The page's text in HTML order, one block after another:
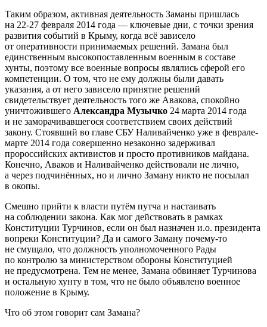
Таким образом, активная деятельность Заманы пришлась
на 22-27 февраля 2014 года — ключевые дни, с точки зрения
развития событий в Крыму, когда всё зависело
от оперативности принимаемых решений. Замана был
единственным высокопоставленным военным в составе
хунты, поэтому все военные вопросы являлись сферой его
компетенции. О том, что не ему должны были давать
указания, а от него зависело принятие решений
свидетельствует деятельность того же Авакова, спокойно
уничтожившего Александра Музычко 24 марта 2014 года
и не заморачивавшегося соответствием своих действий
закону. Стоявший во главе СБУ Наливайченко уже в феврале-
марте 2014 года совершенно незаконно задерживал
пророссийских активистов и просто противников майдана.
Конечно, Аваков и Наливайченко действовали не лично,
а через подчинённых, но и лично Заману никто не посылал
в окопы.
Смешно прийти к власти путём путча и настаивать
на соблюдении закона. Как мог действовать в рамках
Конституции Турчинов, если он был назначен и.о. президента
вопреки Конституции? Да и самого Заману почему-то
не смущало, что должность уполномоченного Рады
по контролю за министерством обороны Конституцией
не предусмотрена. Тем не менее, Замана обвиняет Турчинова
и остальную хунту в том, что не было объявлено военное
положение в Крыму.
Что об этом говорит сам Замана?